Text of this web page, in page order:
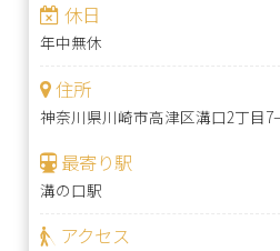
休日
年中無休
住所
神奈川県川崎市高津区溝口2丁目
最寄り駅
溝の口駅
アクセス